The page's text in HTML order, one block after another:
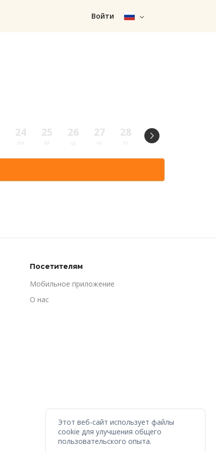
Войти
24
пн
25
вт
26
ср
27
чт
28
пт
29
сб
Посетителям
Мобильное приложение
О нас
Этот веб-сайт использует файлы
cookie для улучшения общего
пользовательского опыта.